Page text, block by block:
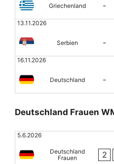
Griechenland -
13.11.2026
Serbien -
16.11.2026
Deutschland -
Deutschland Frauen
5.6.2026
Deutschland
Frauen
2